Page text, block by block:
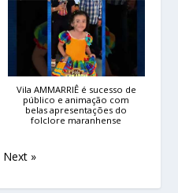
Vila AMMARRIÊ é sucesso de
público e animação com
belas apresentações do
folclore maranhense
Next »